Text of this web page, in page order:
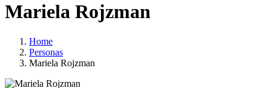
Mariela Rojzman
Home
Personas
Mariela Rojzman